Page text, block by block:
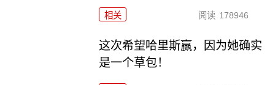
相关 阅读 178946
这次希望哈里斯赢，因为她确实
是一个草包！